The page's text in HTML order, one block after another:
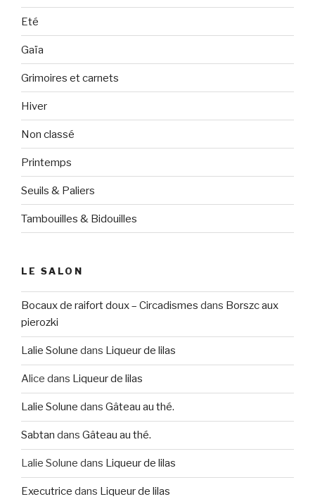
Eté
Gaïa
Grimoires et carnets
Hiver
Non classé
Printemps
Seuils & Paliers
Tambouilles & Bidouilles
LE SALON
Bocaux de raifort doux – Circadismes dans Borszc aux
pierozki
Lalie Solune dans Liqueur de lilas
Alice dans Liqueur de lilas
Lalie Solune dans Gâteau au thé.
Sabtan dans Gâteau au thé.
Lalie Solune dans Liqueur de lilas
Executrice dans Liqueur de lilas